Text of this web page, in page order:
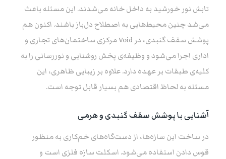
تابش نور خورشید به داخل خانه می‌شدند. این مسئله باعث
می‌شد چنین محیط‌هایی به اصطلاح دل‌باز باشند. اکنون هم
پوشش سقف گنبدی، در Void مرکزی ساختمان‌های تجاری و
اداری اجرا می‌شود و وظیفه‌ی پخش روشنایی و نوررسانی را به
کلیه‌ی طبقات بر عهده دارد. علاوه بر زیبایی ظاهری، این
مسئله به لحاظ اقتصادی هم بسیار قابل توجه است.
آشنایی با پوشش سقف گنبدی و هرمی
در ساخت این سازه‌ها، از دست‌گاه‌های خم‌کاری به منظور
قوس دادن استفاده می‌شود. اسکلت سازه فلزی است و